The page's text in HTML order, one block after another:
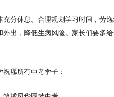
分休息。合理规划学习时间，劳
出，降低生病风险。家长们要多
愿所有中考学子：